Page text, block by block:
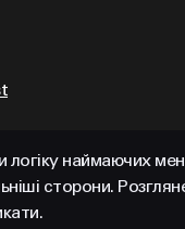
наймаючих
сторони.